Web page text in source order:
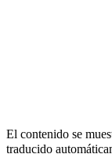
El contenido se
traducido